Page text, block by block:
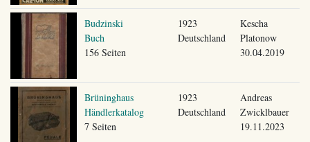
Budzinski
Buch
156 Seiten
1923
Deutschland
Kescha
Platonow
30.04.2019
Brüninghaus
Händlerkatalog
7 Seiten
1923
Deutschland
Andreas
Zwicklbauer
19.11.2023